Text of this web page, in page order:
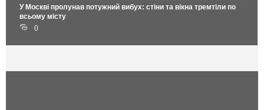
У Москві пролунав потужний вибух: стіни та вікна тремтіли по
всьому місту
0